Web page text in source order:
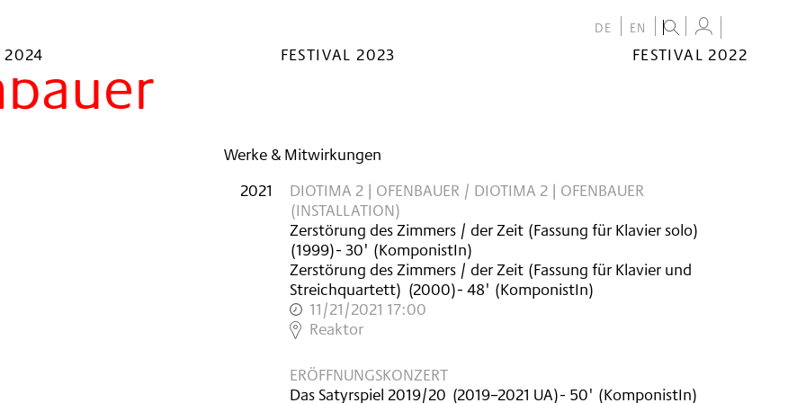
DE EN
2024 FESTIVAL 2023
FESTIVAL 2022
Werke & Mitwirkungen
2021
DIOTIMA 2 | OFENBAUER / DIOTIMA 2 | OFENBAUER
(INSTALLATION)
Zerstörung des Zimmers / der Zeit (Fassung für Klavier solo)
(1999)- 30' (KomponistIn)
Zerstörung des Zimmers / der Zeit (Fassung für Klavier und
Streichquartett) (2000)- 48' (KomponistIn)
11/21/2021 17:00
,
Reaktor
ERÖFFNUNGSKONZERT
Das Satyrspiel 2019/20 (2019–2021 UA)- 50' (KomponistIn)